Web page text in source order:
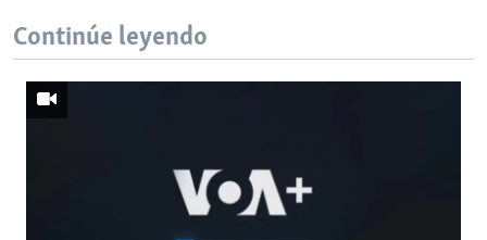
Continúe leyendo